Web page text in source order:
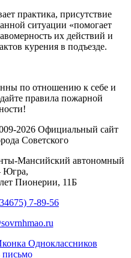
практика, присутствие
ситуации «помогает
их действий и
курения в подъезде.
по отношению к себе и
правила пожарной
2026 Официальный сайт
Советского
Мансийский автономный
Югра,
Пионерии, 11Б
7-89-56
письмо